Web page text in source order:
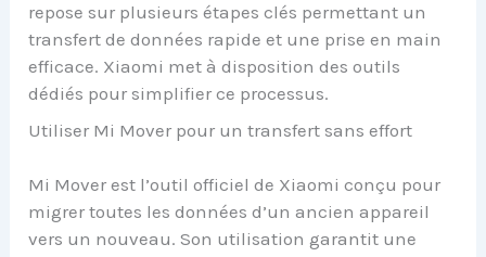
repose sur plusieurs étapes clés permettant un
transfert de données rapide et une prise en main
efficace. Xiaomi met à disposition des outils
dédiés pour simplifier ce processus.
Utiliser Mi Mover pour un transfert sans effort
Mi Mover est l’outil officiel de Xiaomi conçu pour
migrer toutes les données d’un ancien appareil
vers un nouveau. Son utilisation garantit une